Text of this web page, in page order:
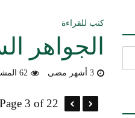
التعليق على ميثاق العمل الدعوي بين
أسئلة عبدالله السليماني الحديثية
بيان بشأن حادث نيوزلندا الإرهابي
حقيقة موقف الشيخ الألباني رحمه الله من
كتب للقراءة
الجواهر
3 أشهر مضى 62 المشاهدات
Page 3 of 22